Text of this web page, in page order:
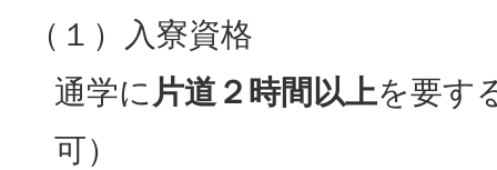
（１）入寮資格
通学に 片道２時間以上を要す
可）